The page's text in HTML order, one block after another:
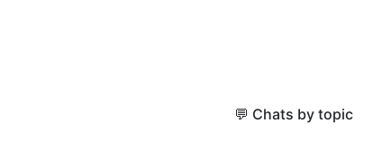
💬 Chats by topic